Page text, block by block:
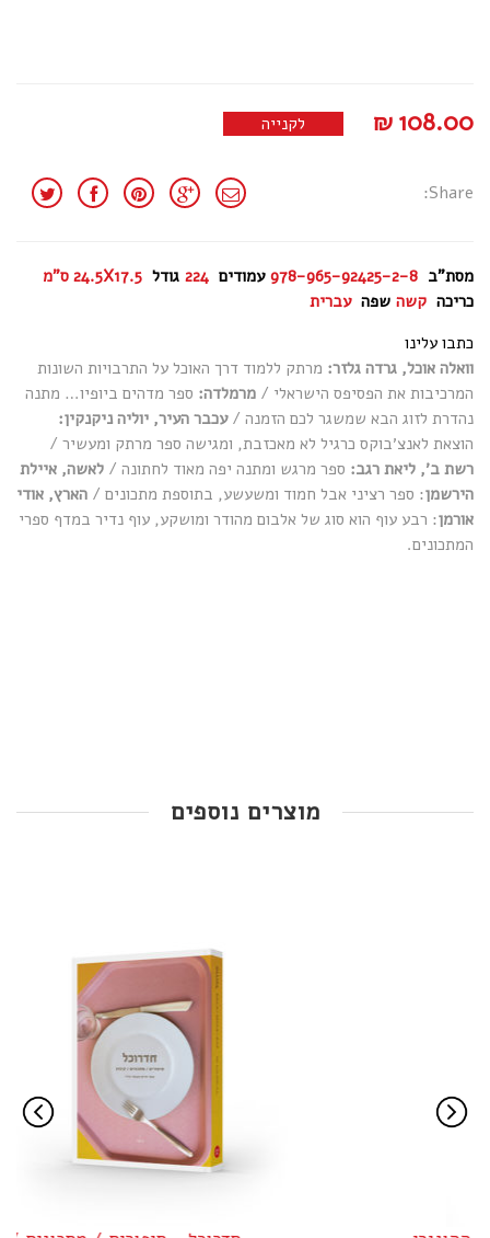
₪ 108.00 לקנייה
Share:
מסת"ב 978-965-92425-2-8 עמודים 224 גודל 24.5X17.5 ס"מ
כריכה קשה שפה עברית
כתבו עלינו
וואלה אוכל, גרדה גלזר: מרתק ללמוד דרך האוכל על התרבויות השונות
המרכיבות את הפסיפס הישראלי / מרמלדה: ספר מדהים ביופיו… מתנה
נהדרת לזוג הבא שמשגר לכם הזמנה /עכבר העיר, יוליה ניקנקין:
הוצאת לאנצ׳בוקס כרגיל לא מאכזבת, ומגישה ספר מרתק ומעשיר /
רשת ב׳, ליאת רגב: ספר מרגש ומתנה יפה מאוד לחתונה / לאשה, איילת
הירשמן: ספר רציני אבל חמוד ומשעשע, בתוספת מתכונים / הארץ, אודי
אורמן: רבע עוף הוא סוג של אלבום מהודר ומושקע, עוף נדיר במדף ספרי
המתכונים.
מוצרים נוספים